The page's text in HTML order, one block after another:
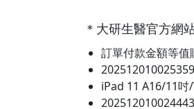
＊大研生醫官方網
訂單付款金額等值
iPad 11 A16/11吋